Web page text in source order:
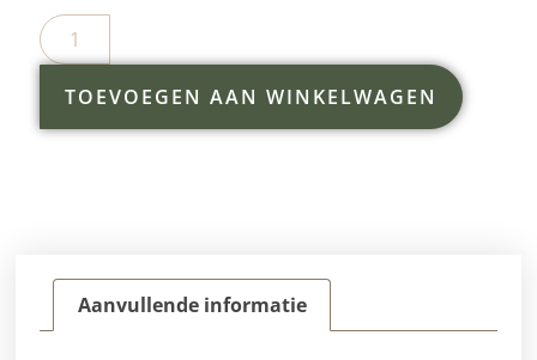
TOEVOEGEN AAN WINKELWAGEN
Aanvullende informatie